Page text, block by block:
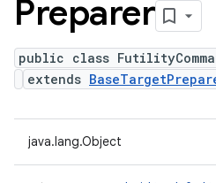
Preparer
public class
extends
java.lang.Object